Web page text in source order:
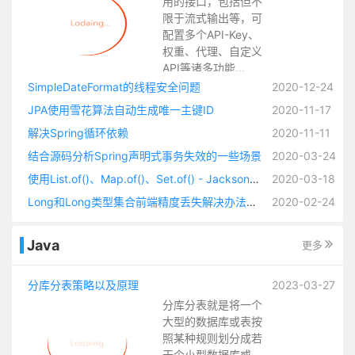
限于流式输出等，可
配置多个API-Key、
权重、代理、自定义
API等诸多功能...
SimpleDateFormat的线程安全问题
2020-12-24
JPA使用雪花算法自动生成唯一主键ID
2020-11-17
解决Spring循环依赖
2020-11-11
结合源码分析Spring声明式事务失效的一些场景
2020-03-24
使用List.of()、Map.of()、Set.of() - Jackson无法反序列化Redis缓存（缓存有类型标识的时候）
2020-03-18
Long和Long类型集合前端精度丢失解决办法锦集以及自定义JSON序列化方法
2020-02-24
Java 更多
分库分表策略以及原理
分库分表就是将一个
大型的数据库或表按
照某种规则划分成若
2023-03-27